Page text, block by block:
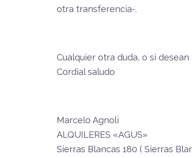
otra transferencia-.
Cualquier otra duda, o si
Cordial saludo
Marcelo Agnoli
ALQUILERES «AGUS»
Sierras Blancas 180 ( Sierras